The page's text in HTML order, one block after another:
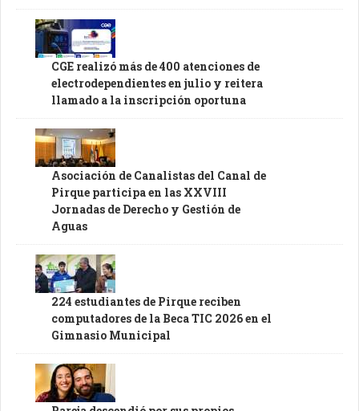
CGE realizó más de 400 atenciones de
electrodependientes en julio y reitera
llamado a la inscripción oportuna
Asociación de Canalistas del Canal de
Pirque participa en las XXVIII
Jornadas de Derecho y Gestión de
Aguas
224 estudiantes de Pirque reciben
computadores de la Beca TIC 2026 en el
Gimnasio Municipal